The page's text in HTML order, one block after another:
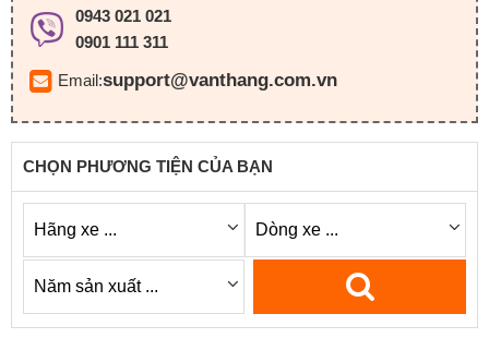
0943 021 021
0901 111 311
Email:support@vanthang.com.vn
CHỌN PHƯƠNG TIỆN CỦA BẠN